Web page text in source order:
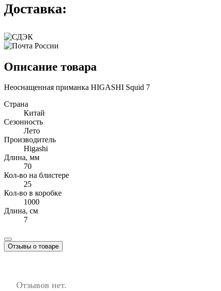
Доставка:
Описание товара
Неоснащенная приманка HIGASHI Squid 7
Страна
Китай
Сезонность
Лето
Производитель
Higashi
Длина, мм
70
Кол-во на блистере
25
Кол-во в коробке
1000
Длина, см
7
Отзывы о товаре
Отзывов нет.